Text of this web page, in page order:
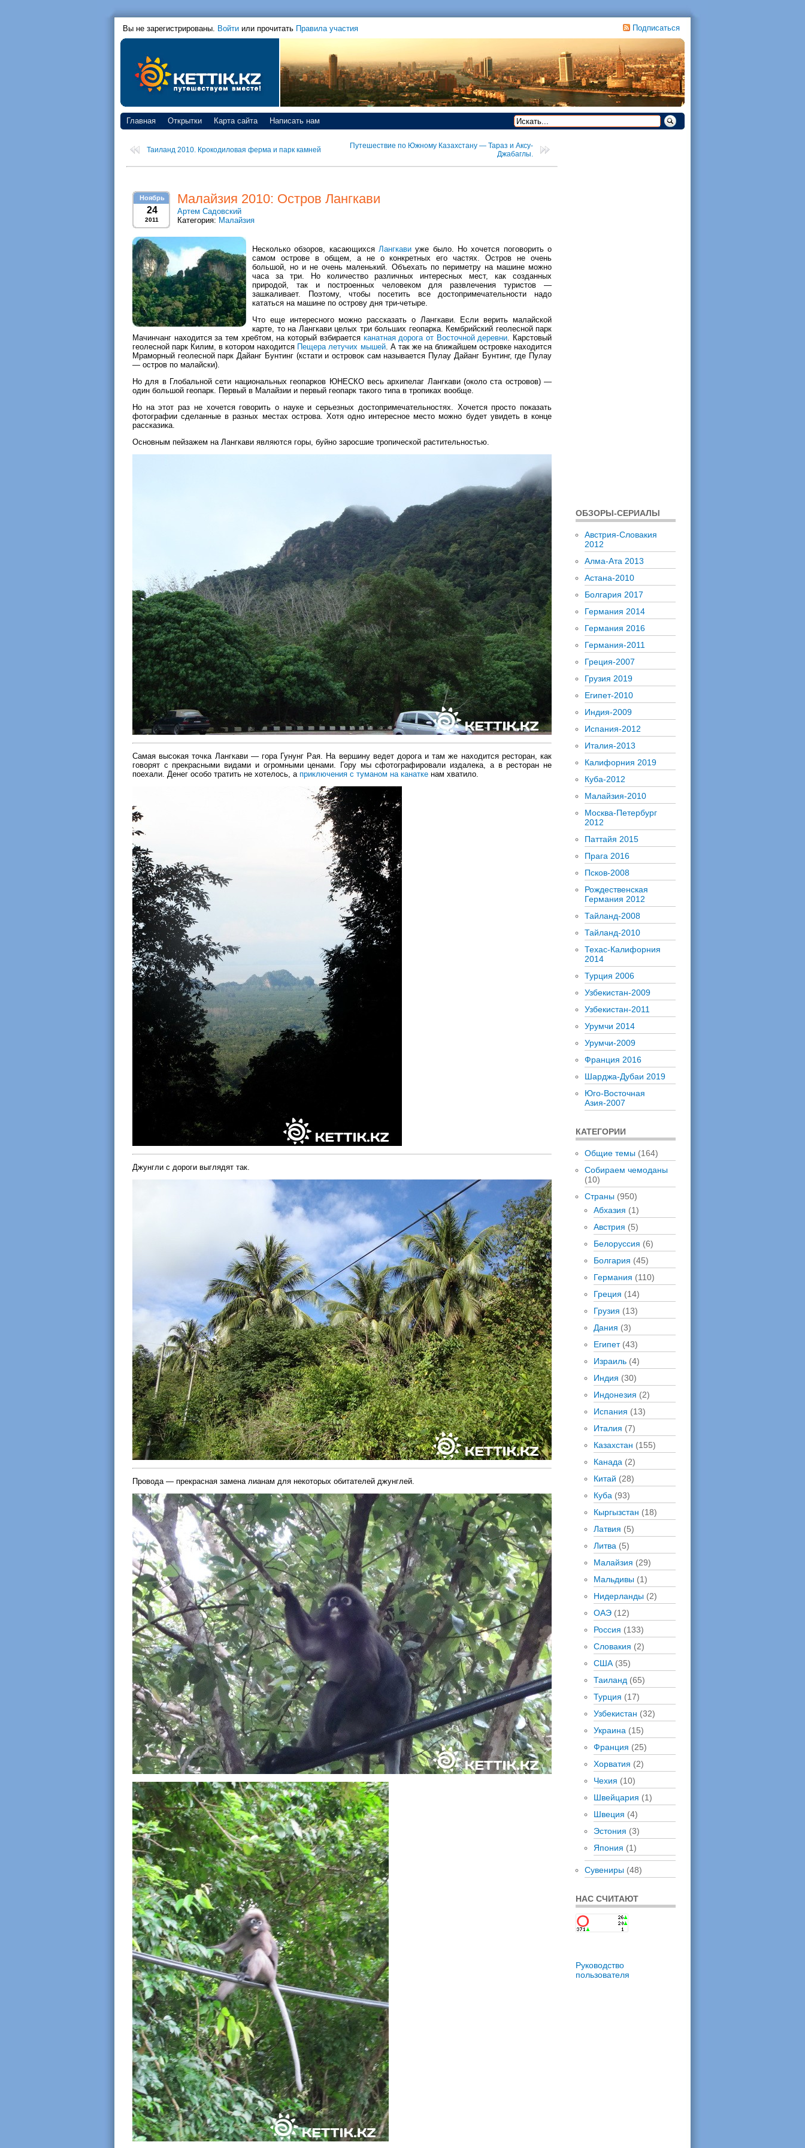
Вы не зарегистрированы. Войти или прочитать Правила участия Подписаться
Главная Открытки Карта сайта Написать нам
Таиланд 2010. Крокодиловая ферма и парк камней
Путешествие по Южному Казахстану — Тараз и Аксу-
Джабаглы.
Ноябрь
24
2011
Малайзия 2010: Остров Лангкави
Артем Садовский
Категория: Малайзия
Несколько обзоров, касающихся Лангкави уже было. Но хочется поговорить о
самом острове в общем, а не о конкретных его частях. Остров не очень
большой, но и не очень маленький. Объехать по периметру на машине можно
часа за три. Но количество различных интересных мест, как созданных
природой, так и построенных человеком для развлечения туристов —
зашкаливает. Поэтому, чтобы посетить все достопримечательности надо
кататься на машине по острову дня три-четыре.
Что еще интересного можно рассказать о Лангкави. Если верить малайской
карте, то на Лангкави целых три больших геопарка. Кембрийский геолесной парк
Мачинчанг находится за тем хребтом, на который взбирается канатная дорога от Восточной деревни . Карстовый
геолесной парк Килим, в котором находится Пещера летучих мышей. А так же на ближайшем островке находится
Мраморный геолесной парк Дайанг Бунтинг (кстати и островок сам называется Пулау Дайанг Бунтинг, где Пулау
— остров по малайски).
Но для в Глобальной сети национальных геопарков ЮНЕСКО весь архипелаг Лангкави (около ста островов) —
один большой геопарк. Первый в Малайзии и первый геопарк такого типа в тропиках вообще.
Но на этот раз не хочется говорить о науке и серьезных достопримечательностях. Хочется просто показать
фотографии сделанные в разных местах острова. Хотя одно интересное место можно будет увидеть в конце
рассказика.
Основным пейзажем на Лангкави являются горы, буйно заросшие тропической растительностью.
Самая высокая точка Лангкави — гора Гунунг Рая. На вершину ведет дорога и там же находится ресторан, как
говорят с прекрасными видами и огромными ценами. Гору мы сфотографировали издалека, а в ресторан не
поехали. Денег особо тратить не хотелось, а приключения с туманом на канатке нам хватило.
Джунгли с дороги выглядят так.
Провода — прекрасная замена лианам для некоторых обитателей джунглей.
ОБЗОРЫ-СЕРИАЛЫ
Австрия-Словакия
2012
Алма-Ата 2013
Астана-2010
Болгария 2017
Германия 2014
Германия 2016
Германия-2011
Греция-2007
Грузия 2019
Египет-2010
Индия-2009
Испания-2012
Италия-2013
Калифорния 2019
Куба-2012
Малайзия-2010
Москва-Петербург
2012
Паттайя 2015
Прага 2016
Псков-2008
Рождественская
Германия 2012
Тайланд-2008
Тайланд-2010
Техас-Калифорния
2014
Турция 2006
Узбекистан-2009
Узбекистан-2011
Урумчи 2014
Урумчи-2009
Франция 2016
Шарджа-Дубаи 2019
Юго-Восточная
Азия-2007
КАТЕГОРИИ
Общие темы (164)
Собираем чемоданы
(10)
Страны (950)
Абхазия (1)
Австрия (5)
Белоруссия (6)
Болгария (45)
Германия (110)
Греция (14)
Грузия (13)
Дания (3)
Египет(43)
Израиль (4)
Индия (30)
Индонезия (2)
Испания (13)
Италия (7)
Казахстан (155)
Канада (2)
Китай (28)
Куба (93)
Кыргызстан (18)
Латвия (5)
Литва (5)
Малайзия (29)
Мальдивы (1)
Нидерланды (2)
ОАЭ (12)
Россия (133)
Словакия (2)
США (35)
Таиланд (65)
Турция (17)
Узбекистан (32)
Украина (15)
Франция (25)
Хорватия (2)
Чехия (10)
Швейцария (1)
Швеция (4)
Эстония (3)
Япония (1)
Сувениры (48)
НАС СЧИТАЮТ
Руководство
пользователя